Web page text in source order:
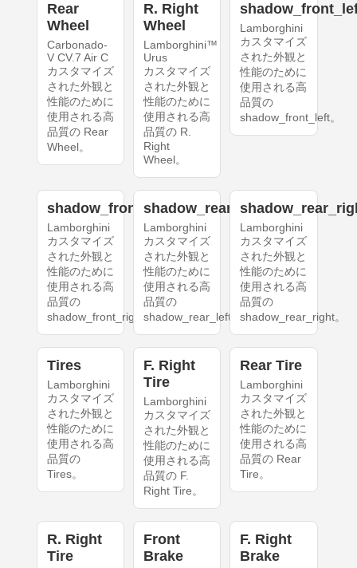
Rear
Wheel
Carbonado-
V CV.7 Air C
カスタマイズ
された外観と
性能のために
使用される高
品質の Rear
Wheel。
R. Right
Wheel
Lamborghini™
Urus
カスタマイズ
された外観と
性能のために
使用される高
品質の R.
Right
Wheel。
Lamborghini
カスタマイズ
された外観と
性能のために
使用される高
品質の
shadow_front_left。
shadow_front_right
Lamborghini
カスタマイズ
された外観と
性能のために
使用される高
品質の
shadow_front_right。
shadow_rear_left
Lamborghini
カスタマイズ
された外観と
性能のために
使用される高
品質の
shadow_rear_left。
Lamborghini
カスタマイズ
された外観と
性能のために
使用される高
品質の
shadow_rear_right。
Tires
Lamborghini
カスタマイズ
された外観と
性能のために
使用される高
品質の
Tires。
F. Right
Tire
Lamborghini
カスタマイズ
された外観と
性能のために
使用される高
品質の F.
Right Tire。
Rear Tire
Lamborghini
カスタマイズ
された外観と
性能のために
使用される高
品質の Rear
Tire。
R. Right
Tire
Front
Brake
F. Right
Brake